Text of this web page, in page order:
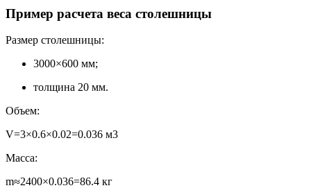
Пример расчета веса столешницы
Размер столешницы:
3000×600 мм;
толщина 20 мм.
Объем:
V=3×0.6×0.02=0.036 м3
Масса:
m≈2400×0.036=86.4 кг